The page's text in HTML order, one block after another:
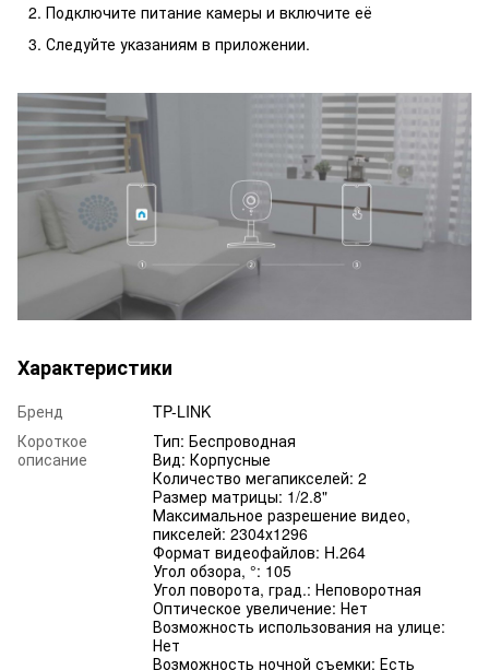
Подключите питание камеры и включите её
Следуйте указаниям в приложении.
Характеристики
Бренд
TP-LINK
Короткое
описание
Тип: Беспроводная
Вид: Корпусные
Количество мегапикселей: 2
Размер матрицы: 1/2.8"
Максимальное разрешение видео,
пикселей: 2304х1296
Формат видеофайлов: H.264
Угол обзора, °: 105
Угол поворота, град.: Неповоротная
Оптическое увеличение: Нет
Возможность использования на улице:
Нет
Возможность ночной съемки: Есть